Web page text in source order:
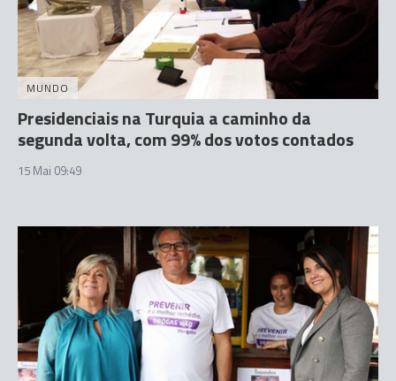
MUNDO
Presidenciais na Turquia a caminho da
segunda volta, com 99% dos votos contados
15 Mai 09:49